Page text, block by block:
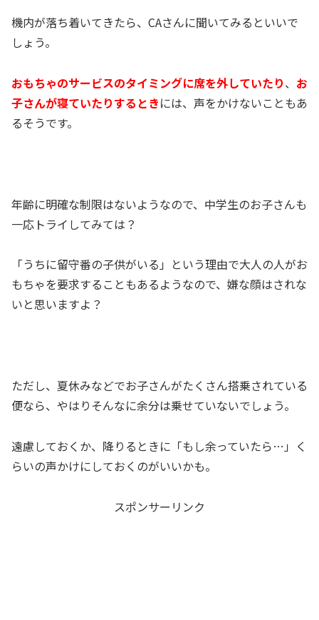
機内が落ち着いてきたら、CAさんに聞いてみるといいで
しょう。
おもちゃのサービスのタイミングに席を外していたり、 お
子さんが寝ていたりするときには、声をかけないこともあ
るそうです。
年齢に明確な制限はないようなので、中学生のお子さんも
一応トライしてみては？
「うちに留守番の子供がいる」という理由で大人の人がお
もちゃを要求することもあるようなので、嫌な顔はされな
いと思いますよ？
ただし、夏休みなどでお子さんがたくさん搭乗されている
便なら、やはりそんなに余分は乗せていないでしょう。
遠慮しておくか、降りるときに「もし余っていたら… 」く
らいの声かけにしておくのがいいかも。
スポンサーリンク